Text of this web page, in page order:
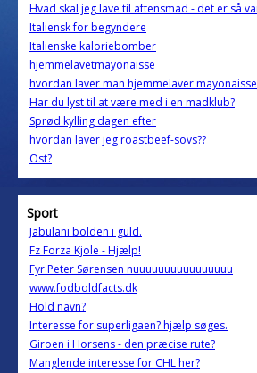
Hvad skal jeg lave til aftensmad - det er så
Italiensk for begyndere
Italienske kaloriebomber
hjemmelavetmayonaisse
hvordan laver man hjemmelaver mayonaisse
Har du lyst til at være med i en madklub?
Sprød kylling dagen efter
hvordan laver jeg roastbeef-sovs??
Ost?
Sport
Jabulani bolden i guld.
Fz Forza Kjole - Hjælp!
Fyr Peter Sørensen nuuuuuuuuuuuuuuuu
www.fodboldfacts.dk
Hold navn?
Interesse for superligaen? hjælp søges.
Giroen i Horsens - den præcise rute?
Manglende interesse for CHL her?